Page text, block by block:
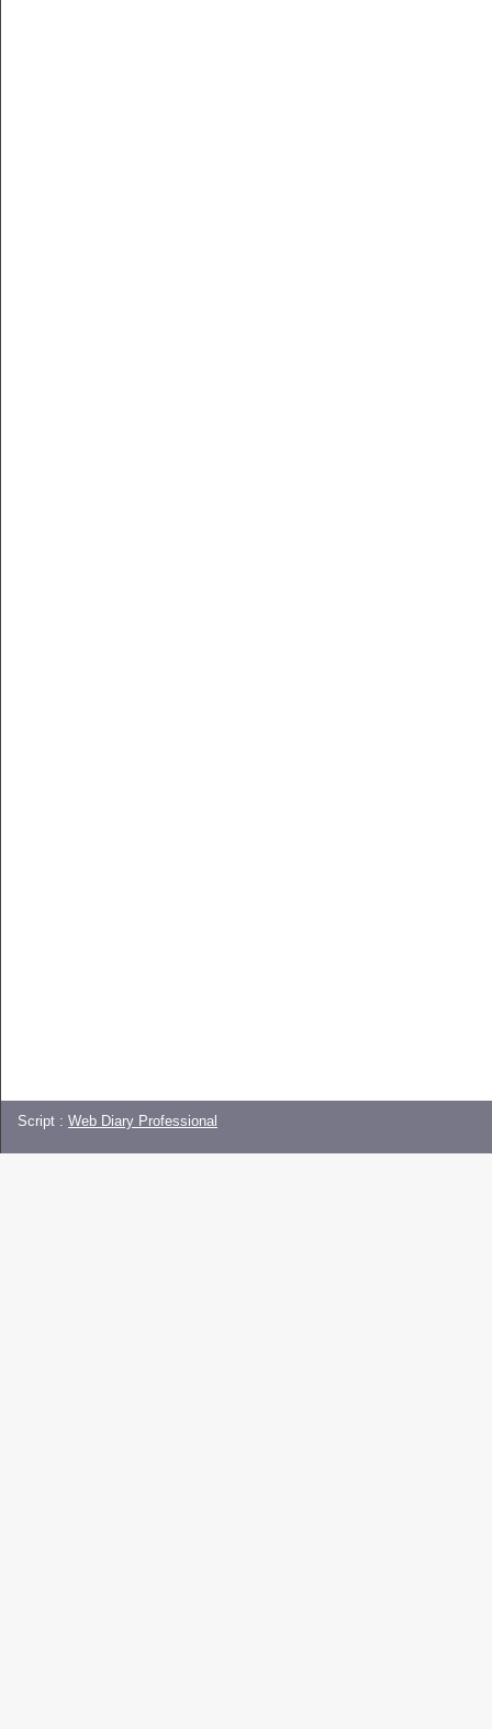
Script : Web Diary Professional